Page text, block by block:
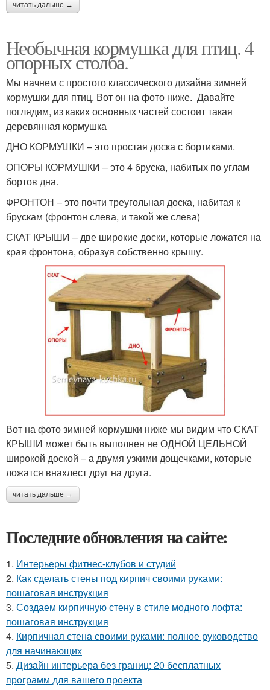
читать дальше →
Необычная кормушка для птиц. 4
опорных столба.
Мы начнем с простого классического дизайна зимней
кормушки для птиц. Вот он на фото ниже. Давайте
поглядим, из каких основных частей состоит такая
деревянная кормушка
ДНО КОРМУШКИ – это простая доска с бортиками.
ОПОРЫ КОРМУШКИ – это 4 бруска, набитых по углам
бортов дна.
ФРОНТОН – это почти треугольная доска, набитая к
брускам (фронтон слева, и такой же слева)
СКАТ КРЫШИ – две широкие доски, которые ложатся на
края фронтона, образуя собственно крышу.
Вот на фото зимней кормушки ниже мы видим что СКАТ
КРЫШИ может быть выполнен не ОДНОЙ ЦЕЛЬНОЙ
широкой доской – а двумя узкими дощечками, которые
ложатся внахлест друг на друга.
читать дальше →
Последние обновления на сайте:
1. Интерьеры фитнес-клубов и студий
2. Как сделать стены под кирпич своими руками:
пошаговая инструкция
3. Создаем кирпичную стену в стиле модного лофта:
пошаговая инструкция
4. Кирпичная стена своими руками: полное руководство
для начинающих
5. Дизайн интерьера без границ: 20 бесплатных
программ для вашего проекта